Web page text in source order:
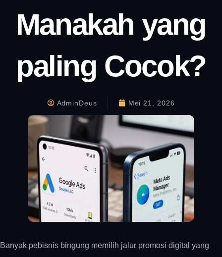
Manakah yang
paling Cocok?
AdminDeus Mei 21, 2026
Banyak pebisnis bingung memilih jalur promosi digital yang